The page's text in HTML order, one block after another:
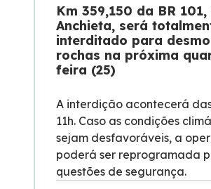
Km 359,150 da BR 101,
Anchieta, será
interditado para
rochas na próxima
feira (25)
A interdição acontecerá
11h. Caso as condições
sejam desfavoráveis, a
poderá ser reprogramada
questões de segurança.